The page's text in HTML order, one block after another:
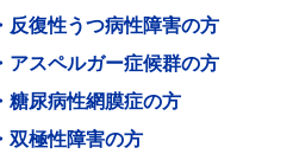
復性うつ病性障害の方
スペルガー症候群の方
尿病性網膜症の方
極性障害の方